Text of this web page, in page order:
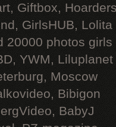
Giftbox,
GirlsHUB, Lolita
20000 photos
YWM, Liluplanet
Moscow
Bibigon
BabyJ